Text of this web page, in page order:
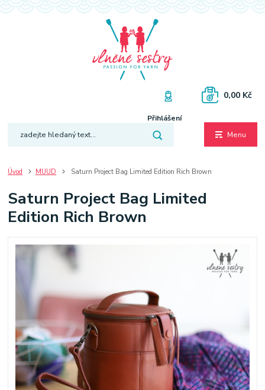
Menu
Přihlášení
0,00 Kč
Úvod MUUD Saturn Project Bag Limited Edition Rich Brown
Saturn Project Bag Limited
Edition Rich Brown